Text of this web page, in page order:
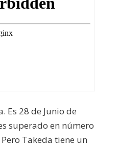
Es 28 de Junio de
superado en número
Takeda tiene un